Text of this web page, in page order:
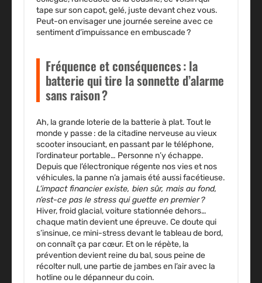
tape sur son capot, gelé, juste devant chez vous.
Peut-on envisager une journée sereine avec ce
sentiment d’impuissance en embuscade ?
Fréquence et conséquences : la
batterie qui tire la sonnette d’alarme
sans raison ?
Ah, la grande loterie de la batterie à plat. Tout le
monde y passe : de la citadine nerveuse au vieux
scooter insouciant, en passant par le téléphone,
l’ordinateur portable… Personne n’y échappe.
Depuis que l’électronique régente nos vies et nos
véhicules, la panne n’a jamais été aussi facétieuse.
L’impact financier existe, bien sûr, mais au fond,
n’est-ce pas le stress qui guette en premier ?
Hiver, froid glacial, voiture stationnée dehors…
chaque matin devient une épreuve. Ce doute qui
s’insinue, ce mini-stress devant le tableau de bord,
on connaît ça par cœur. Et on le répète, la
prévention devient reine du bal, sous peine de
récolter null, une partie de jambes en l’air avec la
hotline ou le dépanneur du coin.